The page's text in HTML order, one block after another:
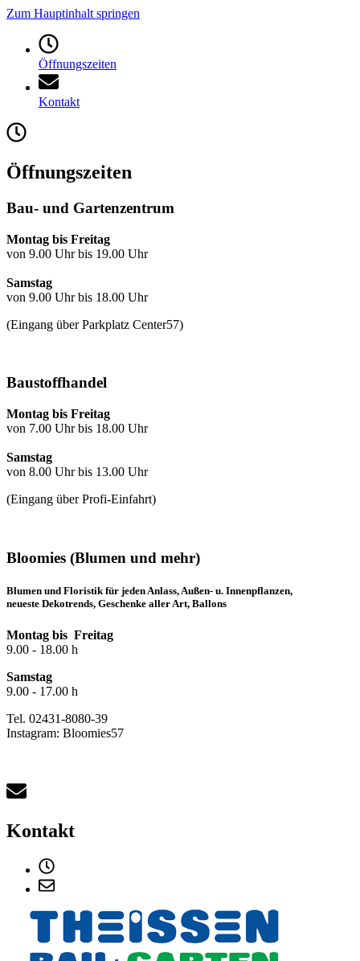
Zum Hauptinhalt springen
Öffnungszeiten
Kontakt
Öffnungszeiten
Bau- und Gartenzentrum
Montag bis Freitag
von 9.00 Uhr bis 19.00 Uhr
Samstag
von 9.00 Uhr bis 18.00 Uhr
(Eingang über Parkplatz Center57)
Baustoffhandel
Montag bis Freitag
von 7.00 Uhr bis 18.00 Uhr
Samstag
von 8.00 Uhr bis 13.00 Uhr
(Eingang über Profi-Einfahrt)
Bloomies (Blumen und mehr)
Blumen und Floristik für jeden Anlass, Außen- u. Innenpflanzen,
neueste Dekotrends, Geschenke aller Art, Ballons
Montag bis Freitag
9.00 - 18.00 h
Samstag
9.00 - 17.00 h
Tel. 02431-8080-39
Instagram: Bloomies57
Kontakt